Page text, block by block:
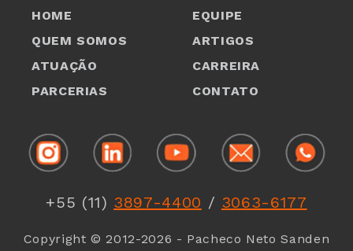
HOME
QUEM SOMOS
ATUAÇÃO
PARCERIAS
EQUIPE
ARTIGOS
CARREIRA
CONTATO
+55 (11) 3897-4400 / 3063-6177
Copyright © 2012-2026 - Pacheco Neto Sanden